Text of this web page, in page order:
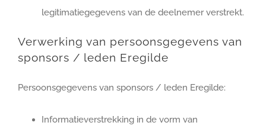
legitimatiegegevens van de deelnemer verstrekt.
Verwerking van persoonsgegevens van
sponsors / leden Eregilde
Persoonsgegevens van sponsors / leden Eregilde:
Informatieverstrekking in de vorm van